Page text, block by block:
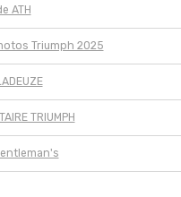
ATH
Triumph 2025
TRIUMPH